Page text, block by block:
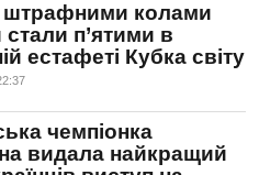
колами
стали п’ятими в
естафеті Кубка світу
чемпіонка
видала найкращий